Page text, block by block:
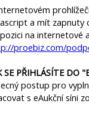
a mít zapnuty
na internetové
proebiz.com/
SE PŘIHLÁSÍTE DO
postup pro
s eAukční síni